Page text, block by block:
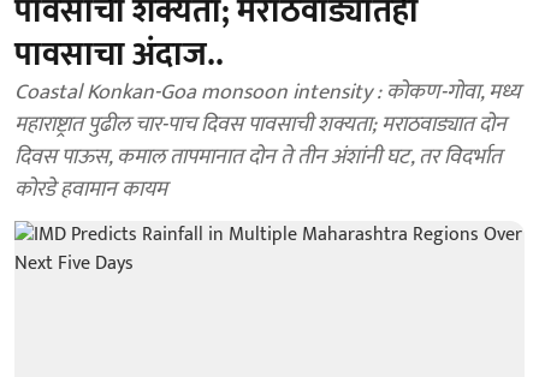
पावसाची शक्यता; मराठवाड्यातही
पावसाचा अंदाज..
Coastal Konkan-Goa monsoon intensity : कोकण-गोवा, मध्य
महाराष्ट्रात पुढील चार-पाच दिवस पावसाची शक्यता; मराठवाड्यात दोन
दिवस पाऊस, कमाल तापमानात दोन ते तीन अंशांनी घट, तर विदर्भात
कोरडे हवामान कायम